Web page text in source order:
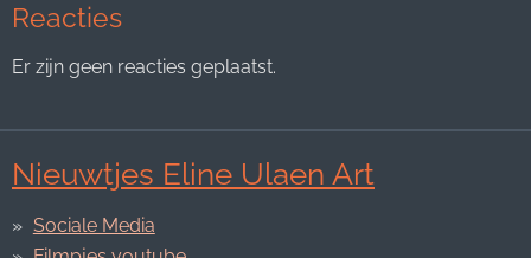
Reacties
Er zijn geen reacties geplaatst.
Nieuwtjes Eline Ulaen Art
Sociale Media